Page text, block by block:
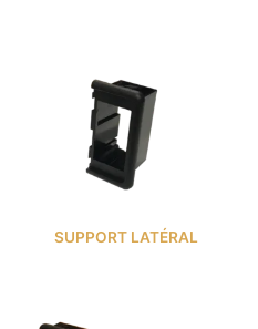
SUPPORT LATÉRAL